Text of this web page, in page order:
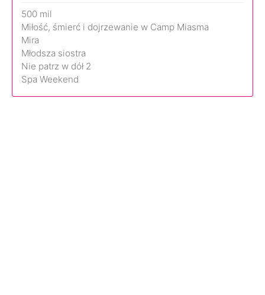
500 mil
Miłość, śmierć i dojrzewanie w Camp Miasma
Mira
Młodsza siostra
Nie patrz w dół 2
Spa Weekend